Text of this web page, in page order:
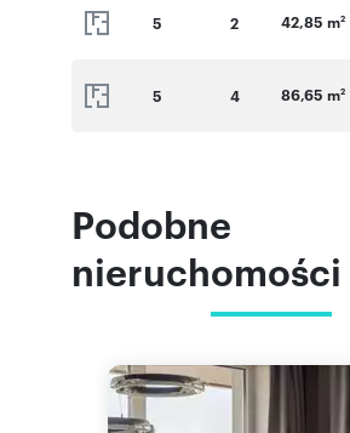
5 2 42,85 m2
5 4 86,65 m2
Podobne
nieruchomości